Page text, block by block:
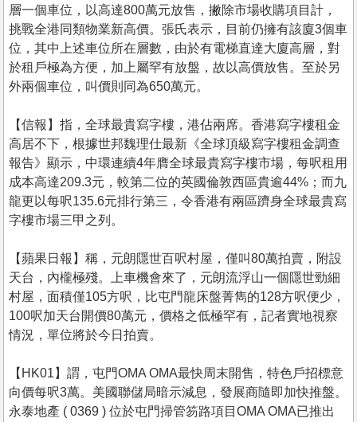
層一個車位，以高達800萬元放售，撇除市場收購項目計，
挑戰全港同類物業新高價。張氏表示，目前仍擁有該廈3個車
位，其中上述車位所在層數，由於有電梯直達大廈高層，對
於租戶極為方便，加上屬罕有放盤，故以高價放售。至於另
外兩個車位，叫價則同為650萬元。
【信報】指，全球最貴寫字樓，港佔兩席。香港寫字樓租金
高居不下，根據世邦魏理仕最新《全球頂級寫字樓租金調查
報告》顯示，中環連續4年膺全球最貴寫字樓市場，每呎租用
成本高達209.3元，較第二位的英國倫敦西區貴逾44%；而九
龍更以每呎135.6元排行第三，令香港有兩區躋身全球最貴寫
字樓市場三甲之列。
【蘋果日報】稱，元朗隱世百呎村屋，僅叫80萬拍賣，附設
天台，內櫳極殘。上車機會來了，元朗流浮山一個隱世勁細
村屋，面積僅105方呎，比屯門龍床盤菁雋的128方呎便少，
100呎加天台開價80萬元，價格之低極罕有，記者實地視察
情況，單位將於今日拍賣。
【HK01】謂，屯門OMA OMA最快周末開售，特色戶招標意
向價每呎3萬。美國聯儲局暗示減息，發展商隨即加快推盤。
永泰地產 ( 0369 ) 位於屯門掃管笏路項目OMA OMA已推出